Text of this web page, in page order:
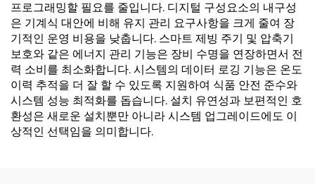
프로그래밍할 필요를 줄입니다. 디지털 구성요소의 내구성
은 기계식 대안에 비해 유지 관리 요구사항을 크게 줄여 장
기적인 운영 비용을 낮춥니다. 스마트 제빙 주기 및 압축기
보호와 같은 에너지 관리 기능은 장비 수명을 연장하면서 전
력 소비를 최소화합니다. 시스템의 데이터 로깅 기능은 온도
이력 추적을 더 잘 할 수 있도록 지원하여 식품 안전 준수와
시스템 성능 최적화를 돕습니다. 설치 유연성과 보편적인 호
환성은 새로운 설치뿐만 아니라 시스템 업그레이드에도 이
상적인 선택임을 의미합니다.